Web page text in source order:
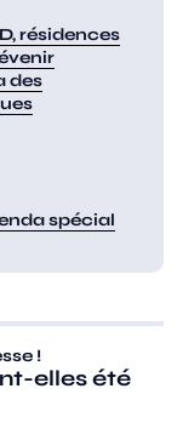
résidences
des
spécial
!
elles été